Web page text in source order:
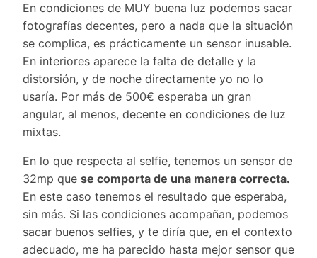
En condiciones de MUY buena luz podemos sacar
fotografías decentes, pero a nada que la situación
se complica, es prácticamente un sensor inusable.
En interiores aparece la falta de detalle y la
distorsión, y de noche directamente yo no lo
usaría. Por más de 500€ esperaba un gran
angular, al menos, decente en condiciones de luz
mixtas.
En lo que respecta al selfie, tenemos un sensor de
32mp que se comporta de una manera correcta.
En este caso tenemos el resultado que esperaba,
sin más. Si las condiciones acompañan, podemos
sacar buenos selfies, y te diría que, en el contexto
adecuado, me ha parecido hasta mejor sensor que